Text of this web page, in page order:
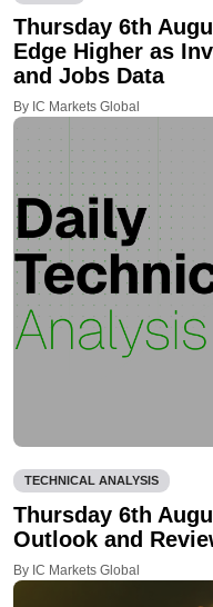
Thursday 6th
Edge Higher as
and Jobs Data
By IC Markets Global
TECHNICAL ANALYSIS
Thursday 6th
Outlook and
By IC Markets Global